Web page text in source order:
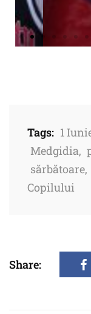
Tags: 1
Medgidia,
sărbătoare,
Copilului
Share: